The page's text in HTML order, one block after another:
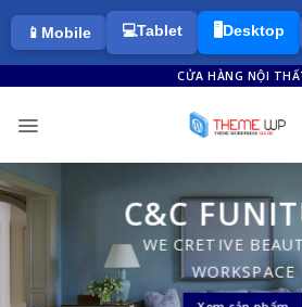
📱Mobile 💻Tablet 🖥️Desktop